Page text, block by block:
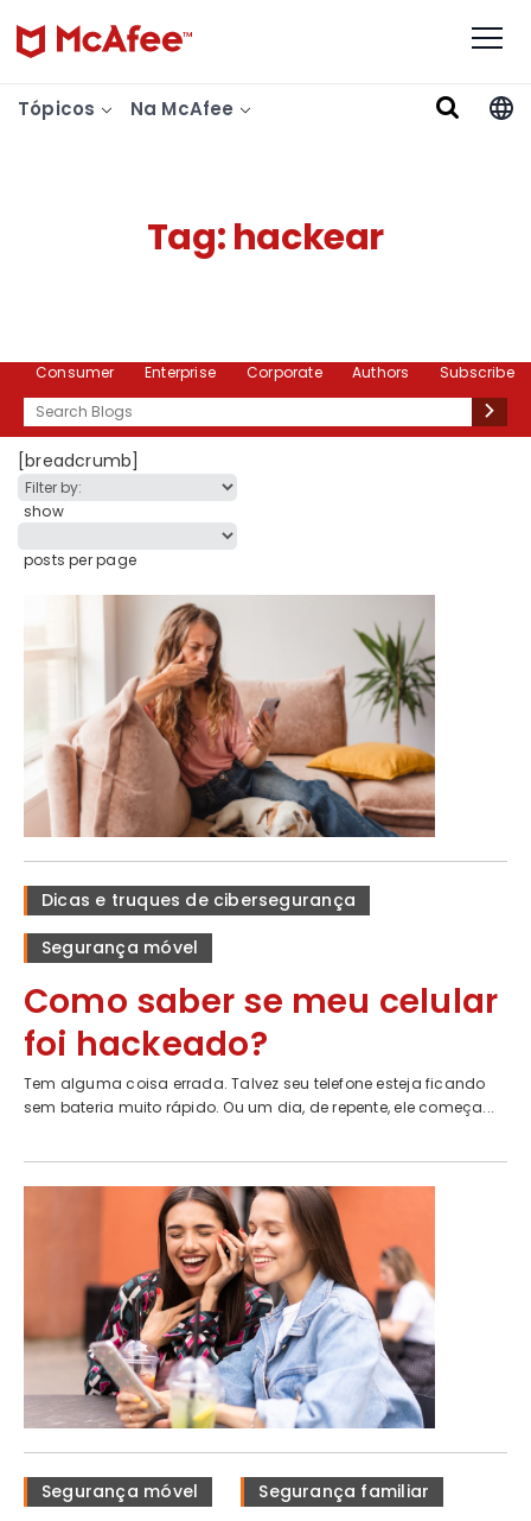
Tópicos Na McAfee
Tag:hackear
Consumer Enterprise Corporate Authors
Subscribe
Search
[breadcrumb]
show
posts per page
Dicas e truques de cibersegurança
Segurança móvel
Como saber se meu celular
foi hackeado?
Tem alguma coisa errada. Talvez seu telefone esteja ficando
sem bateria muito rápido. Ou um dia, de repente, ele começa...
Segurança móvel Segurança familiar